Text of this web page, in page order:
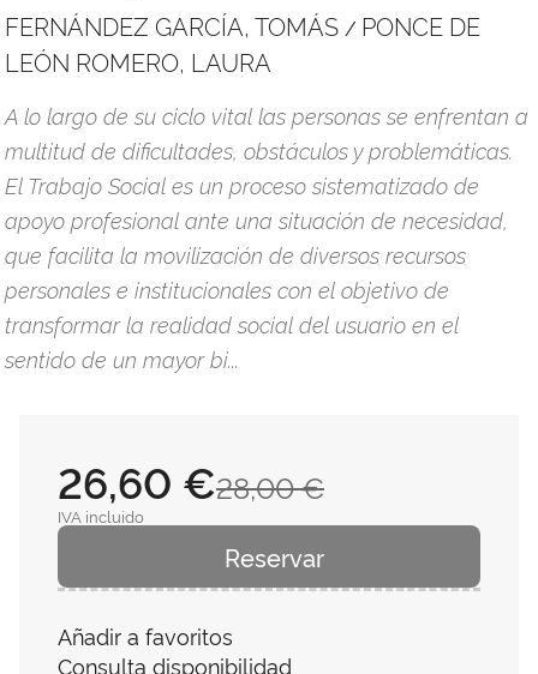
FERNÁNDEZ GARCÍA, TOMÁS / PONCE DE
LEÓN ROMERO, LAURA
A lo largo de su ciclo vital las personas se enfrentan a
multitud de dificultades, obstáculos y problemáticas.
El Trabajo Social es un proceso sistematizado de
apoyo profesional ante una situación de necesidad,
que facilita la movilización de diversos recursos
personales e institucionales con el objetivo de
transformar la realidad social del usuario en el
sentido de un mayor bi...
28,00 €
26,60 €
IVA incluido
Reservar
Añadir a favoritos
Consulta disponibilidad